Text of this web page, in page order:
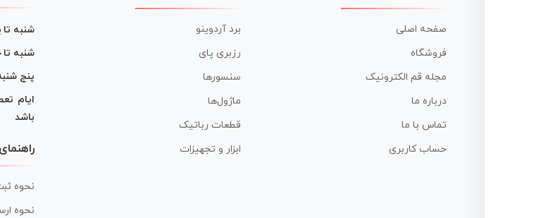
صفحه اصلی
فروشگاه
مجله قم الکترونیک
درباره ما
تماس با ما
حساب کاربری
برد آردوینو
رزبری پای
سنسورها
ماژول‌ها
قطعات رباتیک
ابزار و تجهیزات
شنبه
شنبه
پنج
ایام
باشد
نحوه
نحوه